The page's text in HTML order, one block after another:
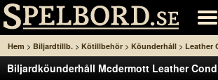
Hem > Biljardtillb. > Kötillbehör > Köunderhåll > Leather
Biljardköunderhåll Mcdermott Leather